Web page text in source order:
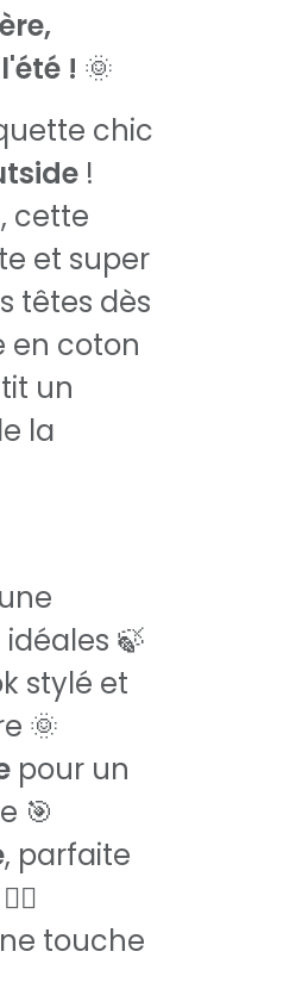
! 🌞
chic
!
, cette
et super
têtes dès
en coton
un
la
🍃
stylé et
🌞
pour un
🎯
, parfaite
touche